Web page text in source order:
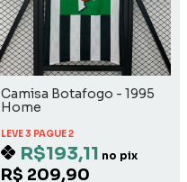
Camisa Botafogo - 1995
Home
LEVE 3 PAGUE 2
R$193,11 no pix
R$ 209,90